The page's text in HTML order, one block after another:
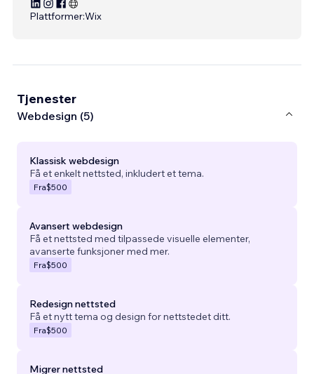
Plattformer:Wix
Tjenester
Webdesign (5)
Klassisk webdesign
Få et enkelt nettsted, inkludert et tema.
Fra$500
Avansert webdesign
Få et nettsted med tilpassede visuelle elementer,
avanserte funksjoner med mer.
Fra$500
Redesign nettsted
Få et nytt tema og design for nettstedet ditt.
Fra$500
Migrer nettsted